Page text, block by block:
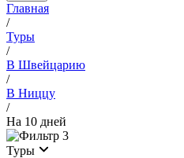
Главная
/
Туры
/
В Швейцарию
/
В Ниццу
/
На 10 дней
3
Туры